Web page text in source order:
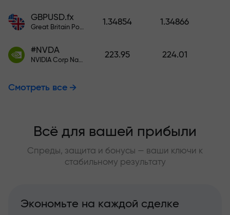
GBPUSD.fx
Great Britain Pound vs US Dollar
1.34854 1.34866
#NVDA
NVIDIA Corp Nasdaq Stock Exchange (Nasdaq) USD
223.95 224.01
Смотреть все
Всё для вашей прибыли
Спреды, защита и бонусы — ваши ключи к
стабильному результату
Экономьте на каждой сделке